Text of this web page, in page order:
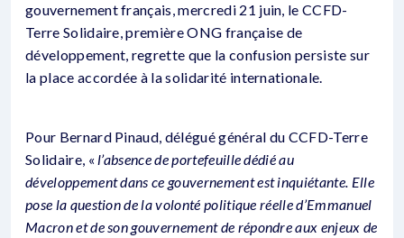
gouvernement français, mercredi 21 juin, le CCFD-
Terre Solidaire, première ONG française de
développement, regrette que la confusion persiste sur
la place accordée à la solidarité internationale.
Pour Bernard Pinaud, délégué général du CCFD-Terre
Solidaire, «l’absence de portefeuille dédié au
développement dans ce gouvernement est inquiétante. Elle
pose la question de la volonté politique réelle d’Emmanuel
Macron et de son gouvernement de répondre aux enjeux de